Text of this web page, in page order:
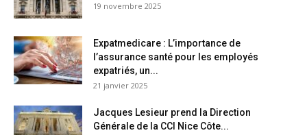
19 novembre 2025
Expatmedicare : L’importance de
l’assurance santé pour les employés
expatriés, un...
21 janvier 2025
Jacques Lesieur prend la Direction
Générale de la CCI Nice Côte...